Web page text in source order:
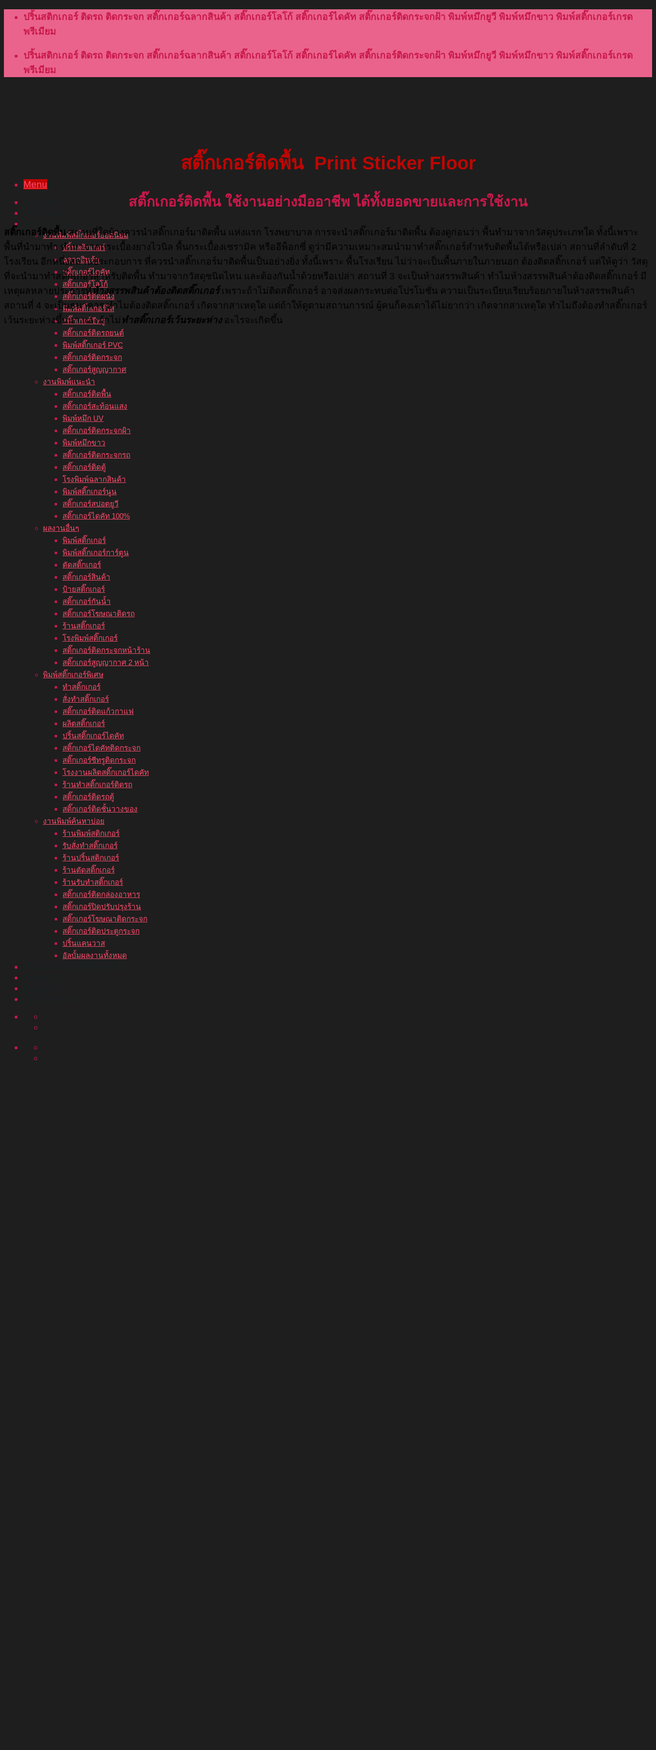
Skip
content
ปริ้นสติกเกอร์ ติดรถ ติดกระจก สติ๊กเกอร์ฉลากสินค้า สติ๊กเกอร์โลโก้ สติ๊กเกอร์ไดคัท สติ๊กเกอร์ติดกระจกฝ้า พิมพ์หมึกยูวี พิมพ์หมึกขาว พิมพ์สติ๊กเกอร์เกรด
พรีเมียม
ปริ้นสติกเกอร์ ติดรถ ติดกระจก สติ๊กเกอร์ฉลากสินค้า สติ๊กเกอร์โลโก้ สติ๊กเกอร์ไดคัท สติ๊กเกอร์ติดกระจกฝ้า พิมพ์หมึกยูวี พิมพ์หมึกขาว พิมพ์สติ๊กเกอร์เกรด
พรีเมียม
Menu
บริการของเรา
งานพิมพ์สติ๊กเกอร์ยอดนิยม
ปริ้นสติกเกอร์
ฉลากสินค้า
สติ๊กเกอร์ไดคัท
สติ๊กเกอร์โลโก้
สติ๊กเกอร์ติดผนัง
พิมพ์สติ๊กเกอร์ใส
สติ๊กเกอร์ซีทรู
สติ๊กเกอร์ติดรถยนต์
พิมพ์สติ๊กเกอร์ PVC
สติ๊กเกอร์ติดกระจก
สติ๊กเกอร์สูญญากาศ
งานพิมพ์แนะนำ
สติ๊กเกอร์ติดพื้น
สติ๊กเกอร์สะท้อนแสง
พิมพ์หมึก UV
สติ๊กเกอร์ติดกระจกฝ้า
พิมพ์หมึกขาว
สติ๊กเกอร์ติดกระจกรถ
สติ๊กเกอร์ติดตู้
โรงพิมพ์ฉลากสินค้า
พิมพ์สติ๊กเกอร์นูน
สติ๊กเกอร์สปอตยูวี
สติ๊กเกอร์ไดคัท 100%
ผลงานอื่นๆ
พิมพ์สติ๊กเกอร์
พิมพ์สติ๊กเกอร์การ์ตูน
ตัดสติ๊กเกอร์
สติ๊กเกอร์สินค้า
ป้ายสติ๊กเกอร์
สติ๊กเกอร์กันน้ำ
สติ๊กเกอร์โฆษณาติดรถ
ร้านสติ๊กเกอร์
โรงพิมพ์สติ๊กเกอร์
สติ๊กเกอร์ติดกระจกหน้าร้าน
สติ๊กเกอร์สูญญากาศ 2 หน้า
พิมพ์สติ๊กเกอร์พิเศษ
ทำสติ๊กเกอร์
สั่งทำสติ๊กเกอร์
สติ๊กเกอร์ติดแก้วกาแฟ
ผลิตสติ๊กเกอร์
ปริ้นสติ๊กเกอร์ไดคัท
สติ๊กเกอร์ไดคัทติดกระจก
สติ๊กเกอร์ซีทรูติดกระจก
โรงงานผลิตสติ๊กเกอร์ไดคัท
ร้านทำสติ๊กเกอร์ติดรถ
สติ๊กเกอร์ติดรถตู้
สติ๊กเกอร์ติดชั้นวางของ
งานพิมพ์ค้นหาบ่อย
ร้านพิมพ์สติกเกอร์
รับสั่งทำสติ๊กเกอร์
ร้านปริ้นสติกเกอร์
ร้านตัดสติ๊กเกอร์
ร้านรับทำสติ๊กเกอร์
สติ๊กเกอร์ติดกล่องอาหาร
สติ๊กเกอร์ปิดปรับปรุงร้าน
สติ๊กเกอร์โฆษณาติดกระจก
สติ๊กเกอร์ติดประตูกระจก
ปริ้นแคนวาส
อัลบั้มผลงานทั้งหมด
สติ๊กเกอร์ติดพื้น Print Sticker Floor
สติ๊กเกอร์ติดพื้น ใช้งานอย่างมืออาชีพ ได้ทั้งยอดขายและการใช้งาน
สติ๊กเกอร์ติดพื้นสถานที่ใดบ้างควรนำสติ๊กเกอร์มาติดพื้น แห่งแรก โรงพยาบาล การจะนำสติ๊กเกอร์มาติดพื้น ต้องดูก่อนว่า พื้นทำมาจากวัสดุประเภทใด ทั้งนี้เพราะ
พื้นที่นำมาทำ ทำมาจากกระเบื้องยางไวนิล พื้นกระเบื้องเซรามิค หรืออีพ็อกซี่ ดูว่ามีความเหมาะสมนำมาทำสติ๊กเกอร์สำหรับติดพื้นได้หรือเปล่า สถานที่ลำดับที่ 2
โรงเรียน อีกหนึ่งสถานประกอบการ ที่ควรนำสติ๊กเกอร์มาติดพื้นเป็นอย่างยิ่ง ทั้งนี้เพราะ พื้นโรงเรียน ไม่ว่าจะเป็นพื้นภายในภายนอก ต้องติดสติ๊กเกอร์ แต่ให้ดูว่า วัสดุ
ที่จะนำมาทำสติ๊กเกอร์สำหรับติดพื้น ทำมาจากวัสดุชนิดไหน และต้องกันน้ำด้วยหรือเปล่า สถานที่ 3 จะเป็นห้างสรรพสินค้า ทำไมห้างสรรพสินค้าต้องติดสติ๊กเกอร์ มี
เหตุผลหลายประการที่ห้างสรรพสินค้าต้องติดสติ๊กเกอร์เพราะถ้าไม่ติดสติ๊กเกอร์ อาจส่งผลกระทบต่อโปรโมชั่น ความเป็นระเบียบเรียบร้อยภายในห้างสรรพสินค้า
สถานที่ 4 จะเป็นธนาคาร ทำไมต้องติดสติ๊กเกอร์ เกิดจากสาเหตุใด แต่ถ้าให้ดูตามสถานการณ์ ผู้คนก็คงเดาได้ไม่ยากว่า เกิดจากสาเหตุใด ทำไมถึงต้องทำสติ๊กเกอร์
เว้นระยะห่างขึ้นมา และถ้าไม่ ทำสติ๊กเกอร์เว้นระยะห่างอะไรจะเกิดขึ้น